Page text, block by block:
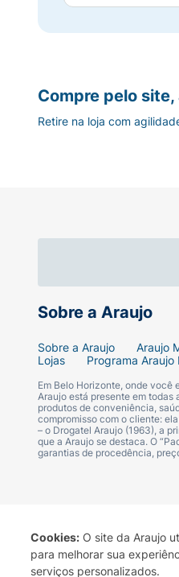
Cookies: O site da Araujo
para melhorar sua
serviços personalizados.
Principais
Estrutura
Fácil
Sugestão
A Dellamed
casa.Para
para cima
usando um
Ficha
Marca:
Modelo:
Apoios de
Sobre a Araujo
Sobre a Araujo Araujo
Lojas
Programa Araujo
Em Belo Horizonte, onde você
Araujo está presente em todas
produtos de conveniência,
compromisso com o cliente:
– o Drogatel Araujo (1963), a
que a Araujo se destaca. O
garantias de procedência,
Compre pelo
Retire na loja com
Termo de Uso Portal da